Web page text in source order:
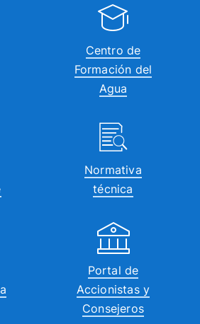
Centro de
Formación del
Agua
Normativa
técnica
Portal de
Accionistas y
Consejeros